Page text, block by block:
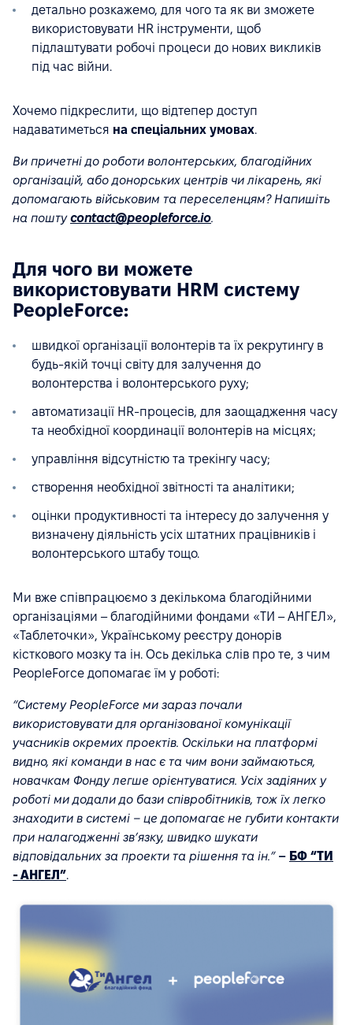
детально розкажемо, для чого та як ви зможете
використовувати HR інструменти, щоб
підлаштувати робочі процеси до нових викликів
під час війни.
Хочемо підкреслити, що відтепер доступ
надаватиметься на спеціальних умовах.
Ви причетні до роботи волонтерських, благодійних
організацій, або донорських центрів чи лікарень, які
допомагають військовим та переселенцям? Напишіть
на поштуcontact@peopleforce.io.
Для чого ви можете
використовувати HRM систему
PeopleForce:
швидкої організації волонтерів та їх рекрутингу в
будь-якій точці світу для залучення до
волонтерства і волонтерського руху;
автоматизації HR-процесів, для заощадження часу
та необхідної координації волонтерів на місцях;
управління відсутністю та трекінгу часу;
створення необхідної звітності та аналітики;
оцінки продуктивності та інтересу до залучення у
визначену діяльність усіх штатних працівників і
волонтерського штабу тощо.
Ми вже співпрацюємо з декількома благодійними
організаціями – благодійними фондами «ТИ – АНГЕЛ»,
«Таблеточки», Українському реєстру донорів
кісткового мозку та ін. Ось декілька слів про те, з чим
PeopleForce допомагає їм у роботі:
“Систему PeopleForce ми зараз почали
використовувати для організованої комунікації
учасників окремих проектів. Оскільки на платформі
видно, які команди в нас є та чим вони займаються,
новачкам Фонду легше орієнтуватися. Усіх задіяних у
роботі ми додали до бази співробітників, тож їх легко
знаходити в системі – це допомагає не губити контакти
при налагодженні зв’язку, швидко шукати
відповідальних за проекти та рішення та ін.” – БФ “ТИ
- АНГЕЛ”.